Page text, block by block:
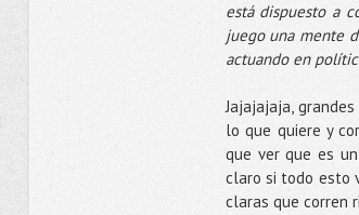
está dispuesto a
juego una mente
actuando en
Jajajajaja,
lo que quiere y
que ver que es
claro si todo esto
claras que corren